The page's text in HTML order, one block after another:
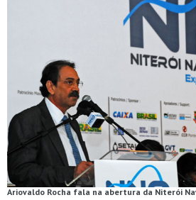
Ariovaldo Rocha fala na abertura da Niterói